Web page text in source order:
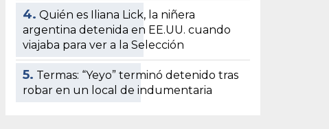
4. Quién es Iliana Lick, la niñera
argentina detenida en EE.UU. cuando
viajaba para ver a la Selección
5. Termas: “Yeyo” terminó detenido tras
robar en un local de indumentaria